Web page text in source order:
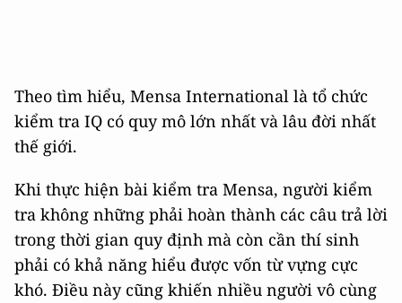
Theo tìm hiểu, Mensa International là tổ chức
kiểm tra IQ có quy mô lớn nhất và lâu đời nhất
thế giới.
Khi thực hiện bài kiểm tra Mensa, người kiểm
tra không những phải hoàn thành các câu trả lời
trong thời gian quy định mà còn cần thí sinh
phải có khả năng hiểu được vốn từ vựng cực
khó. Điều này cũng khiến nhiều người vô cùng